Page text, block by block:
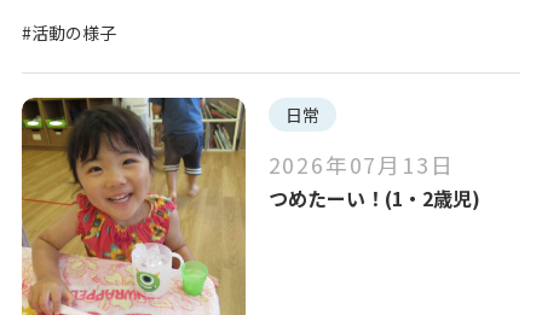
#活動の様子
日常
2026年07月13日
つめたーい！(1・2歳児)